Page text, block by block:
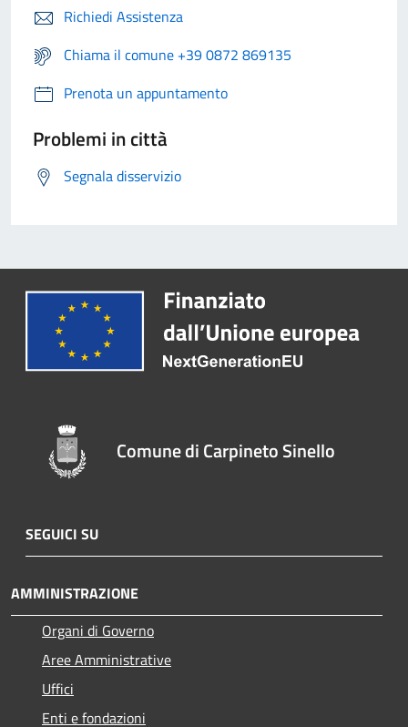
Richiedi Assistenza
Chiama il comune +39 0872 869135
Prenota un appuntamento
Problemi in città
Segnala disservizio
Comune di Carpineto Sinello
SEGUICI SU
AMMINISTRAZIONE
Organi di Governo
Aree Amministrative
Uffici
Enti e fondazioni